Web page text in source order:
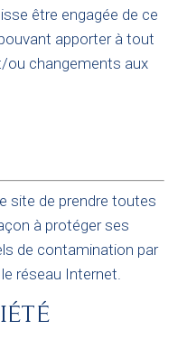
être engagée de ce
apporter à tout
changements aux
site de prendre toutes
à protéger ses
de contamination par
réseau Internet.